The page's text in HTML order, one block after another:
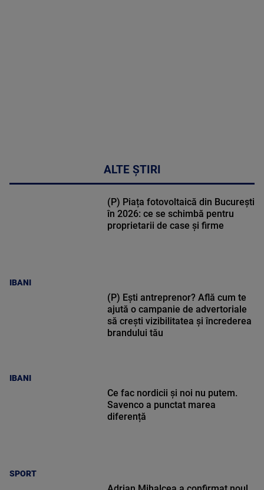
în 2026: ce se schimbă pentru
proprietarii de case și firme
ajută o campanie de advertoriale
să crești vizibilitatea și încrederea
brandului tău
Savenco a punctat marea
diferență
transfer la UTA după remiza cu